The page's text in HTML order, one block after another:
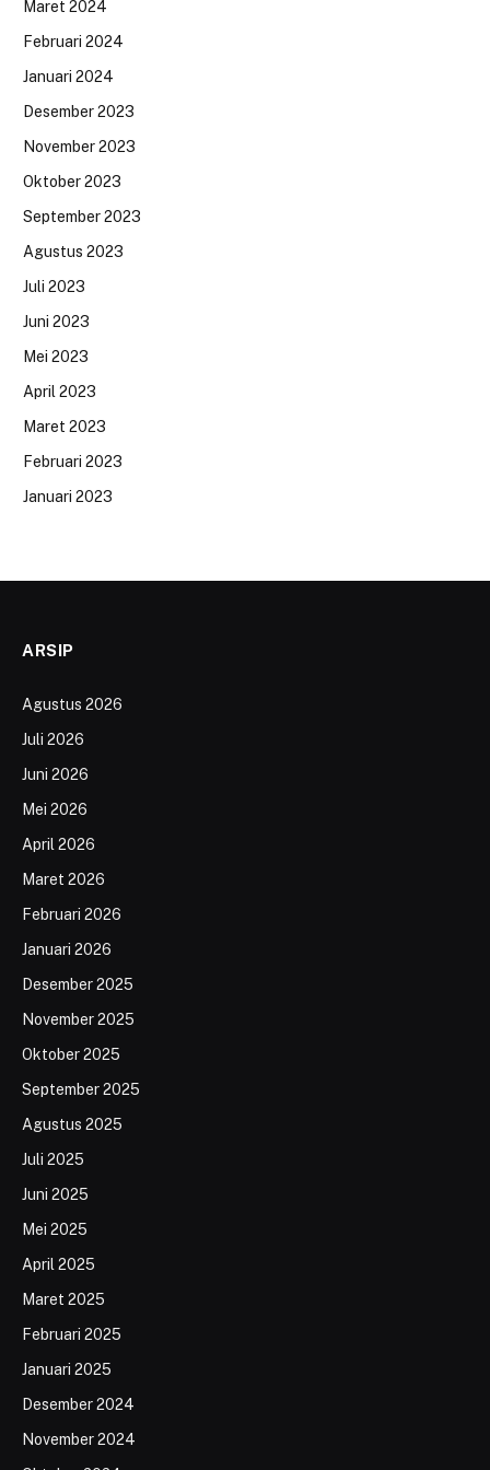
Maret 2024
Februari 2024
Januari 2024
Desember 2023
November 2023
Oktober 2023
September 2023
Agustus 2023
Juli 2023
Juni 2023
Mei 2023
April 2023
Maret 2023
Februari 2023
Januari 2023
ARSIP
Agustus 2026
Juli 2026
Juni 2026
Mei 2026
April 2026
Maret 2026
Februari 2026
Januari 2026
Desember 2025
November 2025
Oktober 2025
September 2025
Agustus 2025
Juli 2025
Juni 2025
Mei 2025
April 2025
Maret 2025
Februari 2025
Januari 2025
Desember 2024
November 2024